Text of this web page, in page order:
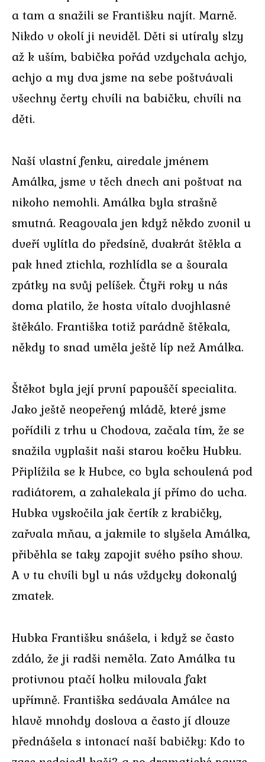
a tam a snažili se Františku najít. Marně.
Nikdo v okolí ji neviděl. Děti si utíraly slzy
až k uším, babička pořád vzdychala achjo,
achjo a my dva jsme na sebe poštvávali
všechny čerty chvíli na babičku, chvíli na
děti.
Naší vlastní fenku, airedale jménem
Amálka, jsme v těch dnech ani poštvat na
nikoho nemohli. Amálka byla strašně
smutná. Reagovala jen když někdo zvonil u
dveří vylítla do předsíně, dvakrát štěkla a
pak hned ztichla, rozhlídla se a šourala
zpátky na svůj pelíšek. Čtyři roky u nás
doma platilo, že hosta vítalo dvojhlasné
štěkálo. Františka totiž parádně štěkala,
někdy to snad uměla ještě líp než Amálka.
Štěkot byla její první papouščí specialita.
Jako ještě neopeřený mládě, které jsme
pořídili z trhu u Chodova, začala tím, že se
snažila vyplašit naši starou kočku Hubku.
Připlížila se k Hubce, co byla schoulená pod
radiátorem, a zahalekala jí přímo do ucha.
Hubka vyskočila jak čertík z krabičky,
zařvala mňau, a jakmile to slyšela Amálka,
přiběhla se taky zapojit svého psího show.
A v tu chvíli byl u nás vždycky dokonalý
zmatek.
Hubka Františku snášela, i když se často
zdálo, že ji radši neměla. Zato Amálka tu
protivnou ptačí holku milovala fakt
upřímně. Františka sedávala Amálce na
hlavě mnohdy doslova a často jí dlouze
přednášela s intonací naší babičky: Kdo to